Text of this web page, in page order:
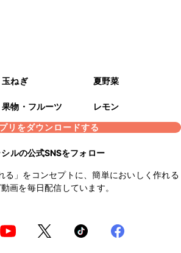
玉ねぎ 夏野菜
果物・フルーツ
レモン
リをダウンロードする
ルの公式SNSをフォロー
る」をコンセプトに、簡単においしく作れる
画を毎日配信しています。